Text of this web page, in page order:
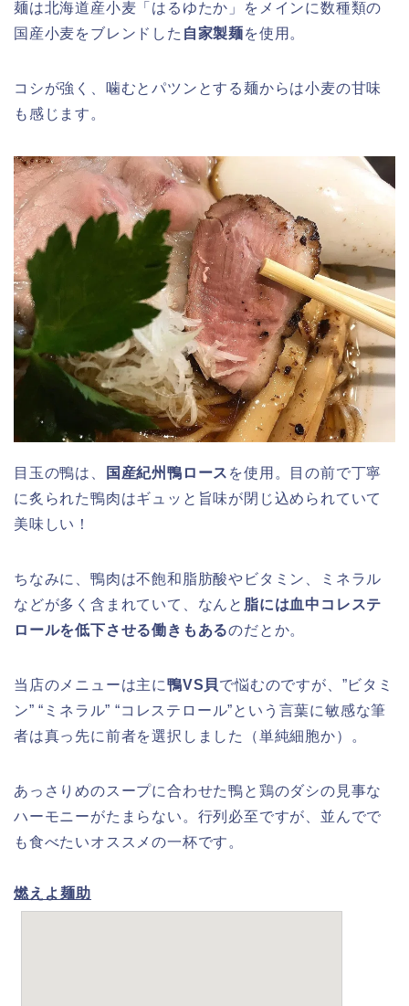
麺は北海道産小麦「はるゆたか」をメインに数種類の
国産小麦をブレンドした 自家製麺を使用。
コシが強く、噛むとパツンとする麺からは小麦の甘味
も感じます。
目玉の鴨は、 国産紀州鴨ロース を使用。目の前で丁寧
に炙られた鴨肉はギュッと旨味が閉じ込められていて
美味しい！
ちなみに、鴨肉は不飽和脂肪酸やビタミン、ミネラル
などが多く含まれていて、なんと 脂には血中コレステ
ロールを低下させる働きもあるのだとか。
当店のメニューは主に鴨VS貝で悩むのですが、”ビタミ
ン” “ミネラル” “コレステロール”という言葉に敏感な筆
者は真っ先に前者を選択しました（単純細胞か）。
あっさりめのスープに合わせた鴨と鶏のダシの見事な
ハーモニーがたまらない。行列必至ですが、並んでで
も食べたいオススメの一杯です。
燃えよ麺助